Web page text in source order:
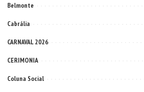
Belmonte
Cabrália
CARNAVAL 2026
CERIMONIA
Coluna Social